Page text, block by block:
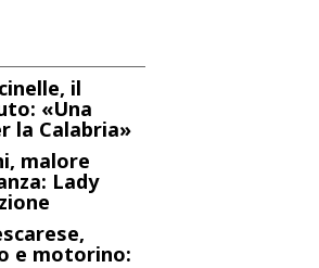
il
«Una
la Calabria»
malore
Lady
e motorino: